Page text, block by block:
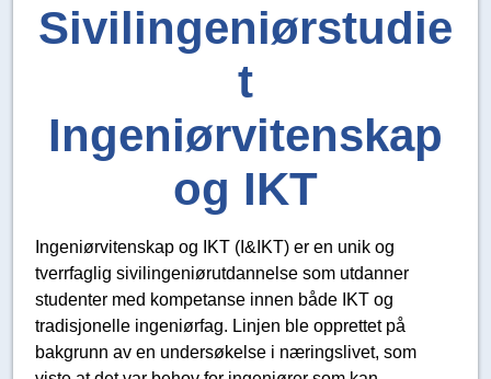
Sivilingeniørstudie
t
Ingeniørvitenskap
og IKT
Ingeniørvitenskap og IKT (I&IKT) er en unik og
tverrfaglig sivilingeniørutdannelse som utdanner
studenter med kompetanse innen både IKT og
tradisjonelle ingeniørfag. Linjen ble opprettet på
bakgrunn av en undersøkelse i næringslivet, som